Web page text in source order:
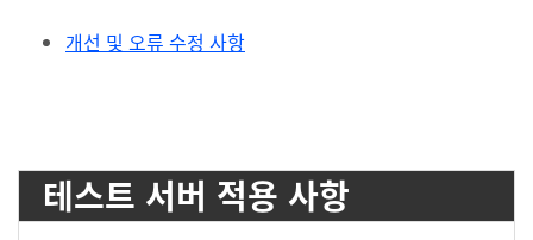
개선 및 오류 수정 사항
테스트 서버 적용 사항